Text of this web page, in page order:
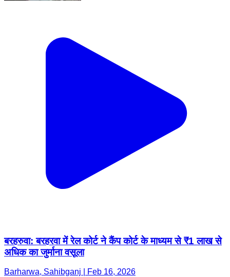
बरहरुवा: बरहरवा में रेल कोर्ट ने कैंप कोर्ट के माध्यम से ₹1 लाख से
अधिक का जुर्माना वसूला
Barharwa, Sahibganj | Feb 16, 2026